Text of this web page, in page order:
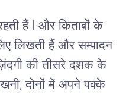
हैं l और किताबों के
लिखती हैं और सम्पादन
की तीसरे दशक के
दोनों में अपने पक्के